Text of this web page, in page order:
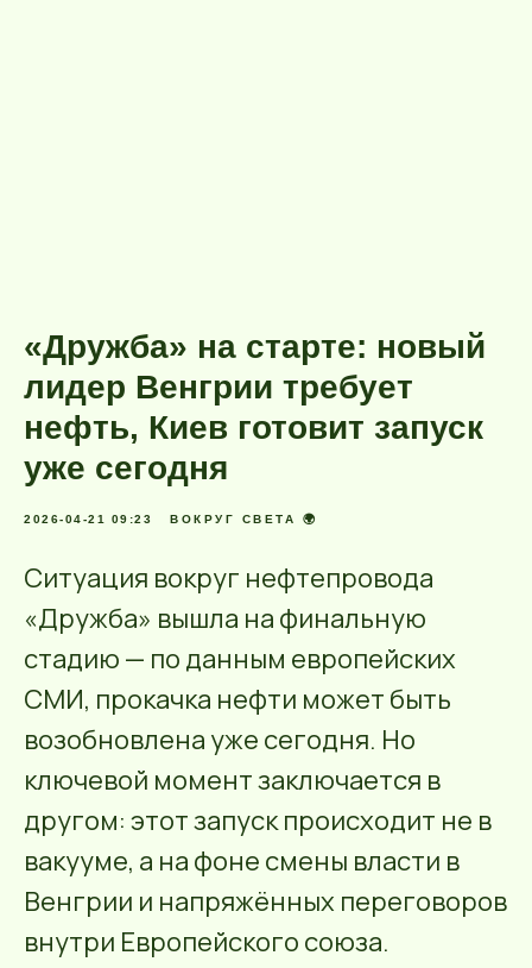
«Дружба» на старте: новый
лидер Венгрии требует
нефть, Киев готовит запуск
уже сегодня
2026-04-21 09:23 ВОКРУГ СВЕТА 🌍
Ситуация вокруг нефтепровода
«Дружба» вышла на финальную
стадию — по данным европейских
СМИ, прокачка нефти может быть
возобновлена уже сегодня. Но
ключевой момент заключается в
другом: этот запуск происходит не в
вакууме, а на фоне смены власти в
Венгрии и напряжённых переговоров
внутри Европейского союза.